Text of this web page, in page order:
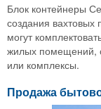
Блок контейнеры
создания вахтовых
могут
жилых помещений,
или комплексы.
Продажа